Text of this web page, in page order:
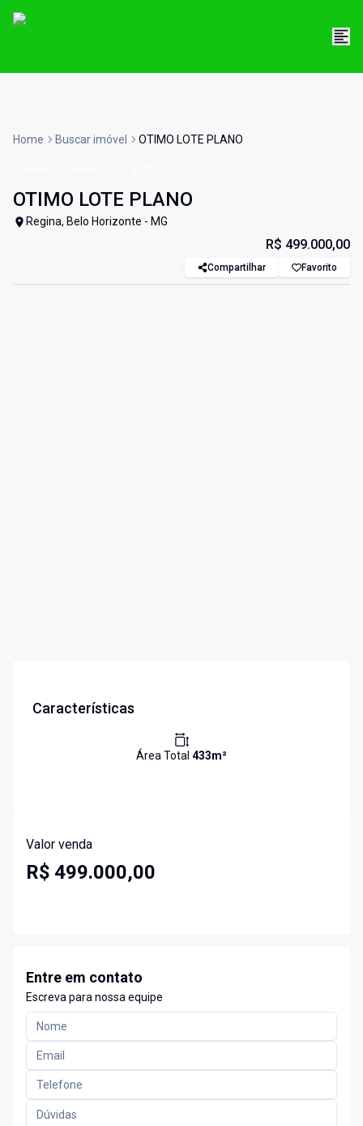
Home Buscar imóvel OTIMO LOTE PLANO
OTIMO LOTE PLANO
Regina, Belo Horizonte - MG
R$ 499.000,00
Compartilhar Favorito
Características
Área Total 433m²
Valor venda
R$ 499.000,00
Entre em contato
Escreva para nossa equipe